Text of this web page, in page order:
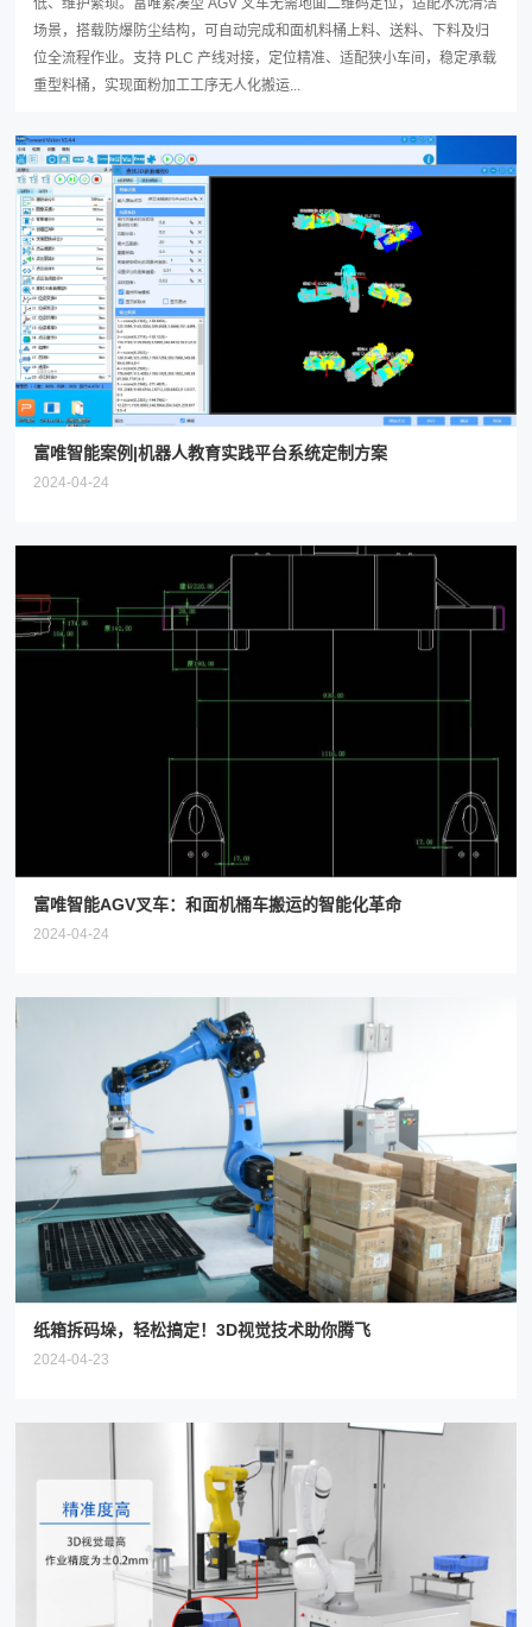
低、维护繁琐。富唯紧凑型 AGV 叉车无需地面二维码定位，适配水洗清洁
场景，搭载防爆防尘结构，可自动完成和面机料桶上料、送料、下料及归
位全流程作业。支持 PLC 产线对接，定位精准、适配狭小车间，稳定承载
重型料桶，实现面粉加工工序无人化搬运...
富唯智能案例|机器人教育实践平台系统定制方案
2024-04-24
富唯智能AGV叉车：和面机桶车搬运的智能化革命
2024-04-24
纸箱拆码垛，轻松搞定！3D视觉技术助你腾飞
2024-04-23